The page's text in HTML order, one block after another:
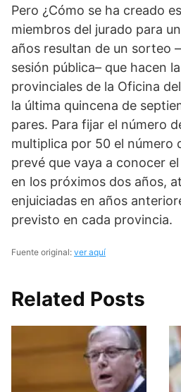
Pero ¿Cómo se ha creado
miembros del jurado para
años resultan de un sorteo
sesión pública– que hacen
provinciales de la Oficina
la última quincena de
pares. Para fijar el número
multiplica por 50 el número
prevé que vaya a conocer
en los próximos dos años,
enjuiciadas en años
previsto en cada provincia.
Fuente original: ver aquí
Related Posts